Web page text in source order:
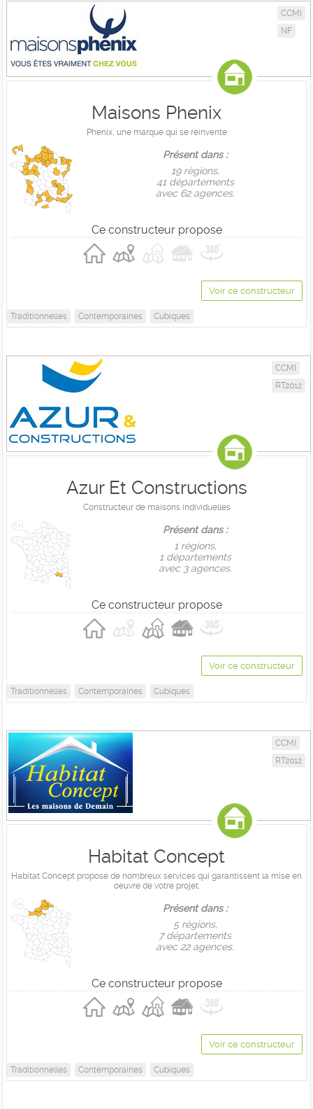
CCMI
NF
Maisons Phenix
Phenix, une marque qui se réinvente
Présent dans :
19 règions,
41 départements
avec 62 agences.
Ce constructeur propose
Voir ce constructeur
Traditionnelles Contemporaines Cubiques
CCMI
RT2012
Azur Et Constructions
Constructeur de maisons individuelles
Présent dans :
1 règions,
1 départements
avec 3 agences.
Ce constructeur propose
Voir ce constructeur
Traditionnelles Contemporaines Cubiques
CCMI
RT2012
Habitat Concept
Habitat Concept propose de nombreux services qui garantissent la mise en
oeuvre de votre projet.
Présent dans :
5 règions,
7 départements
avec 22 agences.
Ce constructeur propose
Voir ce constructeur
Traditionnelles Contemporaines Cubiques